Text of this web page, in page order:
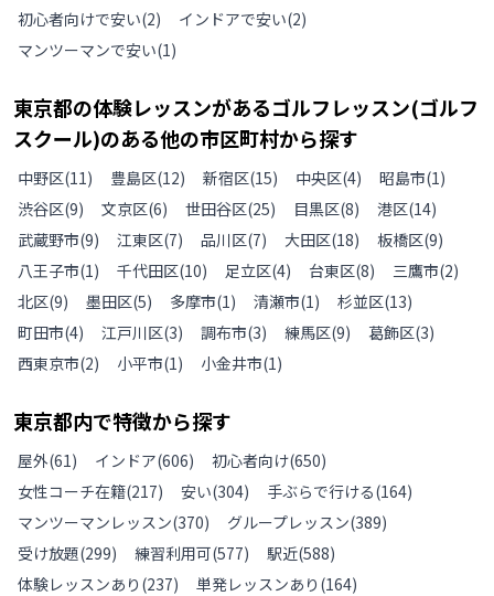
初心者向けで安い(2) インドアで安い(2)
マンツーマンで安い(1)
東京都の体験レッスンがあるゴルフレッスン(ゴルフ
スクール)のある他の市区町村から探す
中野区(11) 豊島区(12) 新宿区(15) 中央区(4) 昭島市(1)
渋谷区(9) 文京区(6) 世田谷区(25) 目黒区(8) 港区(14)
武蔵野市(9) 江東区(7) 品川区(7) 大田区(18) 板橋区(9)
八王子市(1) 千代田区(10) 足立区(4) 台東区(8) 三鷹市(2)
北区(9) 墨田区(5) 多摩市(1) 清瀬市(1) 杉並区(13)
町田市(4) 江戸川区(3) 調布市(3) 練馬区(9) 葛飾区(3)
西東京市(2) 小平市(1) 小金井市(1)
東京都内で特徴から探す
屋外(61) インドア(606) 初心者向け(650)
女性コーチ在籍(217) 安い(304) 手ぶらで行ける(164)
マンツーマンレッスン(370) グループレッスン(389)
受け放題(299) 練習利用可(577) 駅近(588)
体験レッスンあり (237) 単発レッスンあり (164)